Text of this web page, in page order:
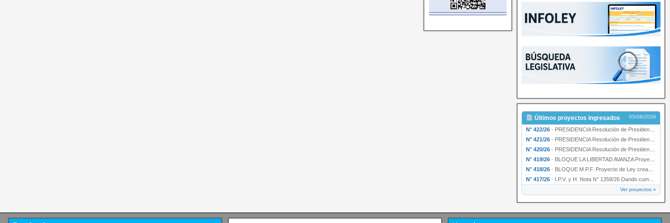
Últimos proyectos ingresados 05/08/2026
N° 422/26 · PRESIDENCIA Resolución de Presidencia N° 200/26 para su ratificación.
N° 421/26 · PRESIDENCIA Resolución de Presidencia N° 199/26 para su ratificación.
N° 420/26 · PRESIDENCIA Resolución de Presidencia N° 198/26 para su ratificación.
N° 419/26 · BLOQUE LA LIBERTAD AVANZA Proyecto de Ley declarando la esencialidad del servicio educativ…
N° 418/26 · BLOQUE M.P.F. Proyecto de Ley creando el Ente Único Regulador de servicios públicos de la …
N° 417/26 · I.P.V. y H. Nota N° 1358/26 Dando cumplimiento al artículo 29 de la Ley provincial N° 1399…
Ver proyectos »